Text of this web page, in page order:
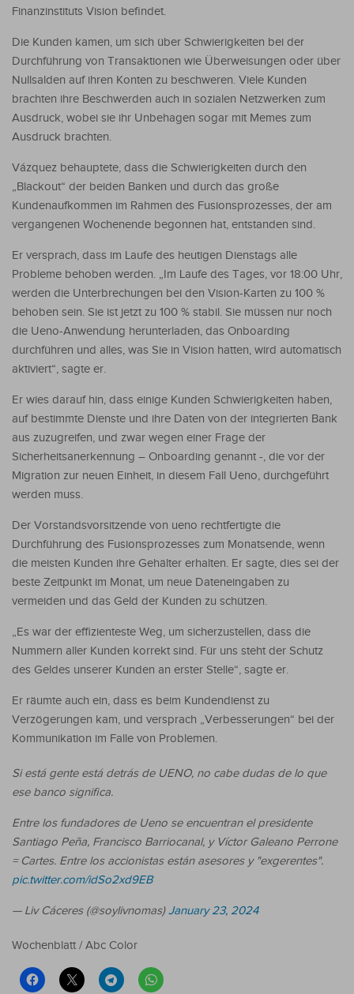
Finanzinstituts Vision befindet.
Die Kunden kamen, um sich über Schwierigkeiten bei der
Durchführung von Transaktionen wie Überweisungen oder über
Nullsalden auf ihren Konten zu beschweren. Viele Kunden
brachten ihre Beschwerden auch in sozialen Netzwerken zum
Ausdruck, wobei sie ihr Unbehagen sogar mit Memes zum
Ausdruck brachten.
Vázquez behauptete, dass die Schwierigkeiten durch den
„Blackout“ der beiden Banken und durch das große
Kundenaufkommen im Rahmen des Fusionsprozesses, der am
vergangenen Wochenende begonnen hat, entstanden sind.
Er versprach, dass im Laufe des heutigen Dienstags alle
Probleme behoben werden. „Im Laufe des Tages, vor 18:00 Uhr,
werden die Unterbrechungen bei den Vision-Karten zu 100 %
behoben sein. Sie ist jetzt zu 100 % stabil. Sie müssen nur noch
die Ueno-Anwendung herunterladen, das Onboarding
durchführen und alles, was Sie in Vision hatten, wird automatisch
aktiviert“, sagte er.
Er wies darauf hin, dass einige Kunden Schwierigkeiten haben,
auf bestimmte Dienste und ihre Daten von der integrierten Bank
aus zuzugreifen, und zwar wegen einer Frage der
Sicherheitsanerkennung – Onboarding genannt -, die vor der
Migration zur neuen Einheit, in diesem Fall Ueno, durchgeführt
werden muss.
Der Vorstandsvorsitzende von ueno rechtfertigte die
Durchführung des Fusionsprozesses zum Monatsende, wenn
die meisten Kunden ihre Gehälter erhalten. Er sagte, dies sei der
beste Zeitpunkt im Monat, um neue Dateneingaben zu
vermeiden und das Geld der Kunden zu schützen.
„Es war der effizienteste Weg, um sicherzustellen, dass die
Nummern aller Kunden korrekt sind. Für uns steht der Schutz
des Geldes unserer Kunden an erster Stelle“, sagte er.
Er räumte auch ein, dass es beim Kundendienst zu
Verzögerungen kam, und versprach „Verbesserungen“ bei der
Kommunikation im Falle von Problemen.
Si está gente está detrás de UENO, no cabe dudas de lo que
ese banco significa.
Entre los fundadores de Ueno se encuentran el presidente
Santiago Peña, Francisco Barriocanal, y Víctor Galeano Perrone
= Cartes. Entre los accionistas están asesores y "exgerentes".
pic.twitter.com/idSo2xd9EB
— Liv Cáceres (@soylivnomas)January 23, 2024
Wochenblatt / Abc Color